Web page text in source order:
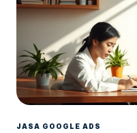
JASA GOOGLE ADS